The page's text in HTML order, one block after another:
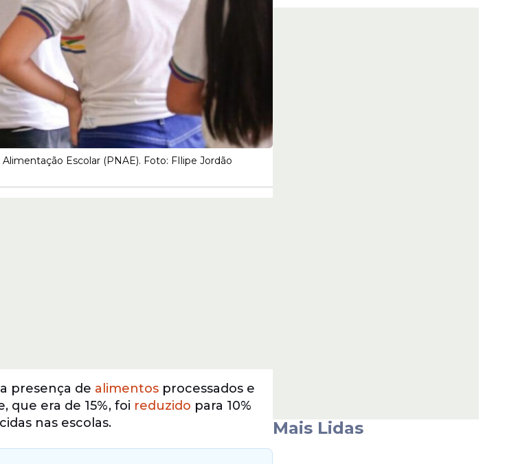
Escolar (PNAE). Foto: FIlipe Jordão
presença de alimentos processados e
que era de 15%, foi reduzido para 10%
nas escolas.
Mais Lidas